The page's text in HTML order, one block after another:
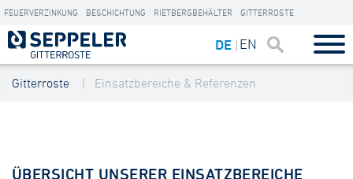
FEUERVERZINKUNG BESCHICHTUNG RIETBERGBEHÄLTER GITTERROSTE
DE EN
Gitterroste Einsatzbereiche & Referenzen
ÜBERSICHT UNSERER EINSATZBEREICHE